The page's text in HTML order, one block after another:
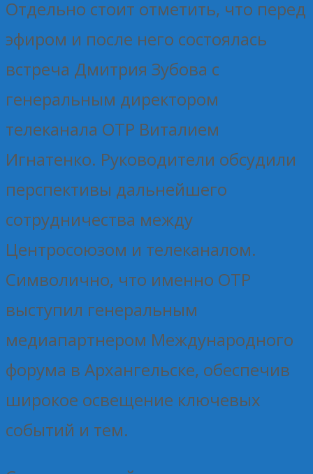
Отдельно стоит отметить, что перед
эфиром и после него состоялась
встреча Дмитрия Зубова с
генеральным директором
телеканала ОТР Виталием
Игнатенко. Руководители обсудили
перспективы дальнейшего
сотрудничества между
Центросоюзом и телеканалом.
Символично, что именно ОТР
выступил генеральным
медиапартнером Международного
форума в Архангельске, обеспечив
широкое освещение ключевых
событий и тем.